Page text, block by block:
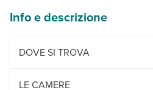
Info e descrizione
DOVE SI TROVA
Nelle vicinanze di: Spiaggia di
LE CAMERE